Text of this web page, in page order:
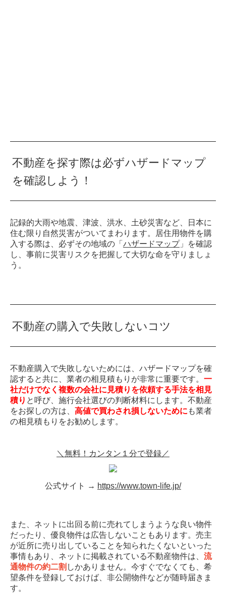
不動産を探す際は必ずハザードマップ
を確認しよう！
記録的大雨や地震、津波、洪水、土砂災害など、日本に
住む限り自然災害がついてまわります。居住用物件を購
入する際は、必ずその地域の「 ハザードマップ」を確認
し、事前に災害リスクを把握して大切な命を守りましょ
う。
不動産の購入で失敗しないコツ
不動産購入で失敗しないためには、ハザードマップを確
認すると共に、業者の相見積もりが非常に重要です。 一
社だけでなく複数の会社に見積りを依頼する手法を相見
積り と呼び、施行会社選びの判断材料にします。不動産
をお探しの方は、 高値で買わされ損しないために も業者
の相見積もりをお勧めします。
＼無料！カンタン１分で登録／
公式サイト → https://www.town-life.jp/
また、ネットに出回る前に売れてしまうような良い物件
だったり、優良物件は広告しないこともあります。売主
が近所に売り出していることを知られたくないといった
事情もあり、ネットに掲載されている不動産物件は、 流
通物件の約二割 しかありません。今すぐでなくても、希
望条件を登録しておけば、非公開物件などが随時届きま
す。